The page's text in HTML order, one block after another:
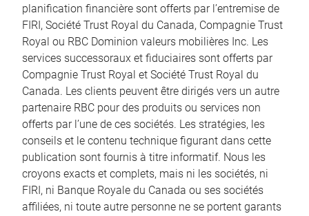
planification financière sont offerts par l’entremise de
FIRI, Société Trust Royal du Canada, Compagnie Trust
Royal ou RBC Dominion valeurs mobilières Inc. Les
services successoraux et fiduciaires sont offerts par
Compagnie Trust Royal et Société Trust Royal du
Canada. Les clients peuvent être dirigés vers un autre
partenaire RBC pour des produits ou services non
offerts par l’une de ces sociétés. Les stratégies, les
conseils et le contenu technique figurant dans cette
publication sont fournis à titre informatif. Nous les
croyons exacts et complets, mais ni les sociétés, ni
FIRI, ni Banque Royale du Canada ou ses sociétés
affiliées, ni toute autre personne ne se portent garants